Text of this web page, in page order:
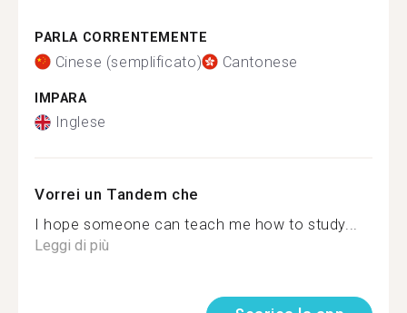
PARLA CORRENTEMENTE
Cinese (semplificato) Cantonese
IMPARA
Inglese
Vorrei un Tandem che
I hope someone can teach me how to study...
Leggi di più